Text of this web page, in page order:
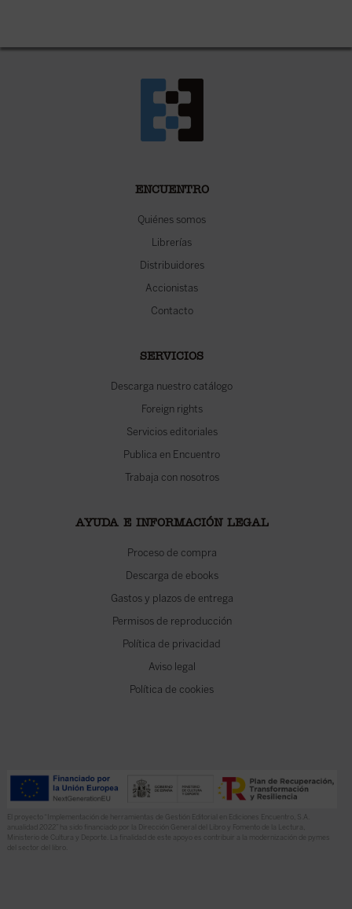
ENCUENTRO
Quiénes somos
Librerías
Distribuidores
Accionistas
Contacto
SERVICIOS
Descarga nuestro catálogo
Foreign rights
Servicios editoriales
Publica en Encuentro
Trabaja con nosotros
AYUDA E INFORMACIÓN LEGAL
Proceso de compra
Descarga de ebooks
Gastos y plazos de entrega
Permisos de reproducción
Política de privacidad
Aviso legal
Política de cookies
El proyecto “Implementación de herramientas de Gestión Editorial en Ediciones Encuentro, S.A.
anualidad 2022” ha sido financiado por la Dirección General del Libro y Fomento de la Lectura,
Ministerio de Cultura y Deporte. La finalidad de este apoyo es contribuir a la modernización de pymes
del sector del libro.